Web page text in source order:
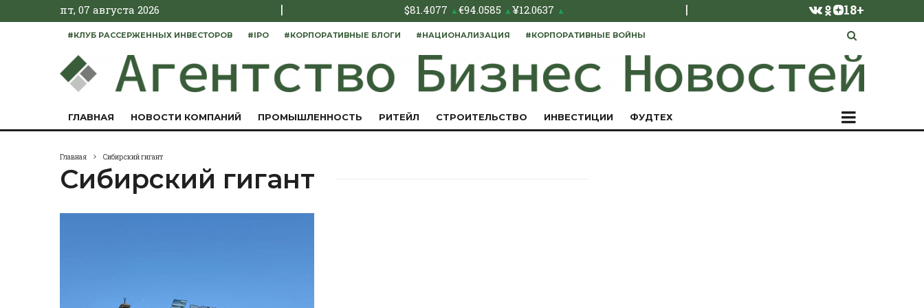
пт, 07 августа 2026 | $81.4077 ▲€94.0585 ▲¥12.0637 ▲ | 18+
#КЛУБ РАССЕРЖЕННЫХ ИНВЕСТОРОВ #IPO #КОРПОРАТИВНЫЕ БЛОГИ #НАЦИОНАЛИЗАЦИЯ #КОРПОРАТИВНЫЕ ВОЙНЫ
ГЛАВНАЯ НОВОСТИ КОМПАНИЙ ПРОМЫШЛЕННОСТЬ РИТЕЙЛ СТРОИТЕЛЬСТВО ИНВЕСТИЦИИ ФУДТЕХ
Главная Сибирский гигант
Сибирский гигант